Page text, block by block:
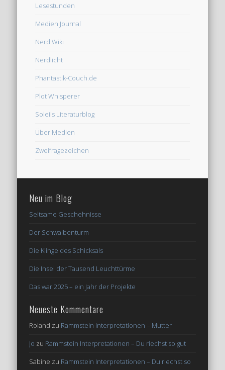
Lesestunden
Medien Journal
Nerd Wiki
Nerdlicht
Phantastik-Couch.de
Plot Whisperer
Soleils Literaturblog
Über Medien
Zweifragezeichen
Neu im Blog
Seltsame Geschehnisse
Der Schwalbenturm
Die Klinge des Schicksals
Die Insel der Tausend Leuchttürme
Das war 2025 – ein Jahr der Projekte
Neueste Kommentare
Roland zu Rammstein Interpretationen – Mutter
Jo zu Rammstein Interpretationen – Du riechst so gut
Sabine zu Rammstein Interpretationen – Du riechst so